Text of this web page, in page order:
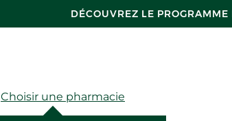
DÉCOUVREZ LE
Choisir une pharmacie